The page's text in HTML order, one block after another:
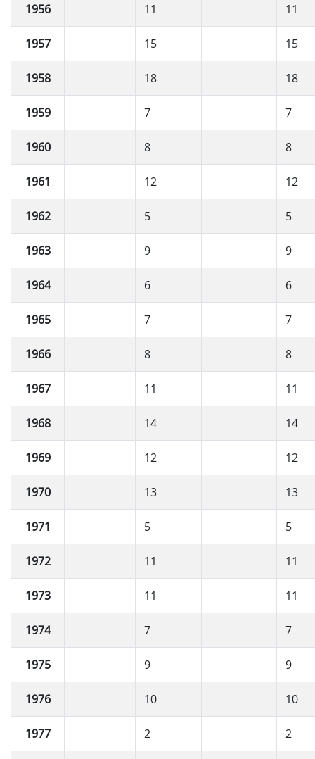
1956 11 11
1957 15 15
1958 18 18
1959 7 7
1960 8 8
1961 12 12
1962 5 5
1963 9 9
1964 6 6
1965 7 7
1966 8 8
1967 11 11
1968 14 14
1969 12 12
1970 13 13
1971 5 5
1972 11 11
1973 11 11
1974 7 7
1975 9 9
1976 10 10
1977 2 2